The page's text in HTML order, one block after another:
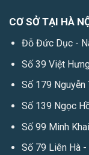
CƠ SỞ TẠI HÀ
Đỗ Đức Dục -
Số 39 Việt
Số 179 Nguyễn
Số 139 Ngọc
Số 99 Minh
Số 79 Liên Hà -